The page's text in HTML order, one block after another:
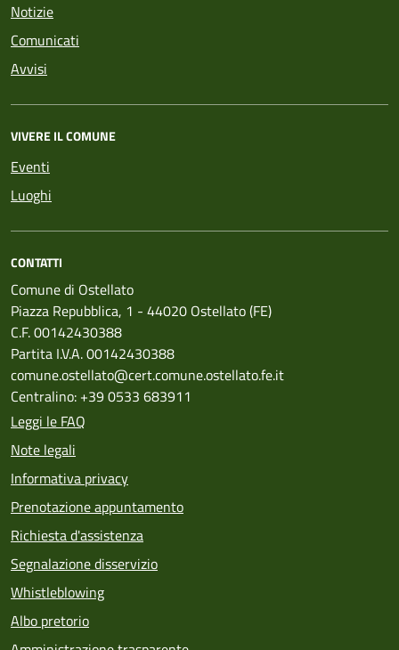
Notizie
Comunicati
Avvisi
VIVERE IL COMUNE
Eventi
Luoghi
CONTATTI
Comune di Ostellato
Piazza Repubblica, 1 - 44020 Ostellato (FE)
C.F. 00142430388
Partita I.V.A. 00142430388
comune.ostellato@cert.comune.ostellato.fe.it
Centralino: +39 0533 683911
Leggi le FAQ
Note legali
Informativa privacy
Prenotazione appuntamento
Richiesta d'assistenza
Segnalazione disservizio
Whistleblowing
Albo pretorio